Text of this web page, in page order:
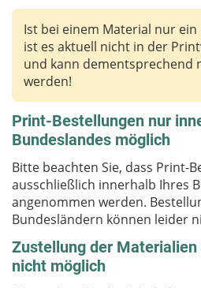
Ist bei einem Material nur
ist es aktuell nicht in der
und kann dementsprechend
werden!
Print-Bestellungen nur
Bundeslandes möglich
Bitte beachten Sie, dass Print-
ausschließlich innerhalb Ihres
angenommen werden.
Bundesländern können leider
Zustellung der
nicht möglich